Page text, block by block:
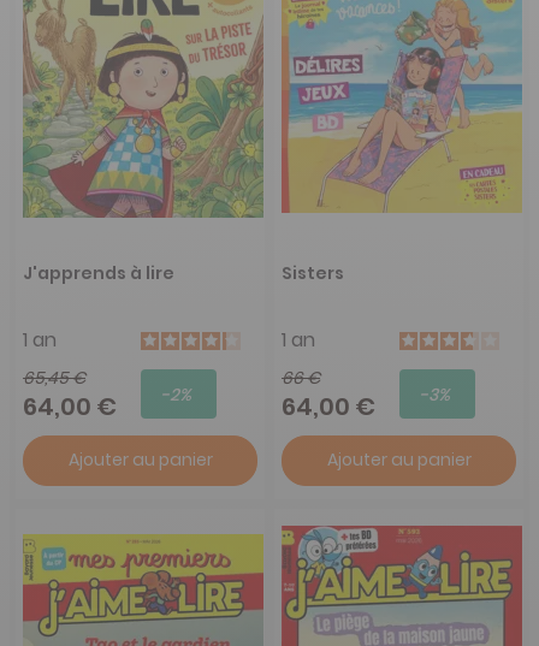
J'apprends à lire
1 an
65,45 €
64,00 € -2%
Ajouter au panier
Sisters
1 an
66 €
64,00 € -3%
Ajouter au panier